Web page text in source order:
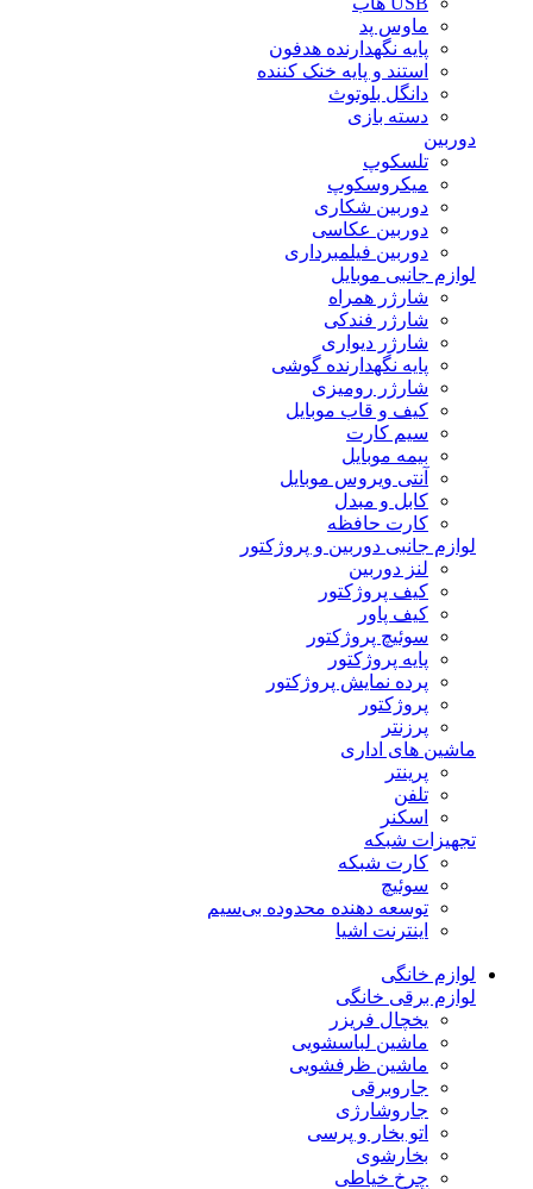
ماوس پد
پایه نگهدارنده هدفون
استند و پایه خنک کننده
دانگل بلوتوث
دسته بازی
دوربین
تلسکوپ
میکروسکوپ
دوربین شکاری
دوربین عکاسی
دوربین فیلمبرداری
لوازم جانبی موبایل
شارژر همراه
شارژر فندکی
شارژر دیواری
پایه نگهدارنده گوشی
شارژر رومیزی
کیف و قاب موبایل
سیم کارت
بیمه موبایل
آنتی ویروس موبایل
کابل و مبدل
کارت حافظه
لوازم جانبی دوربین و پروژکتور
لنز دوربین
کیف پروژکتور
کیف پاور
سوئیچ پروژکتور
پایه پروژکتور
پرده نمایش پروژکتور
پروژکتور
پرزنتر
ماشین های اداری
پرینتر
تلفن
اسکنر
تجهیزات شبکه
کارت شبکه
سوئیچ
توسعه دهنده محدوده بی‌سیم
اینترنت اشیا
لوازم خانگی
لوازم برقی خانگی
یخچال فریزر
ماشین لباسشویی
ماشین ظرفشویی
جاروبرقی
جاروشارژی
اتو بخار و پرسی
بخارشوی
چرخ خیاطی